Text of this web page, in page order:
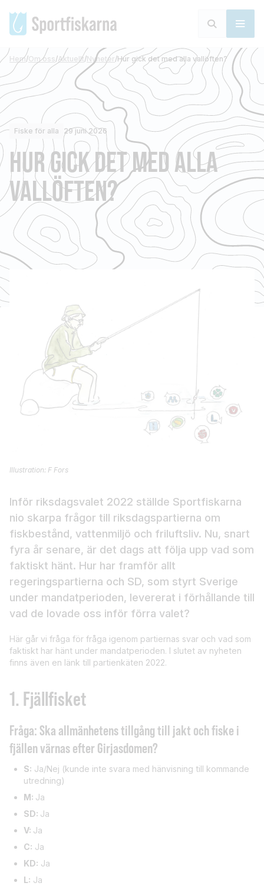
Hem/Om oss/Aktuellt/Nyheter/Hur gick det med alla vallöften?
Fiske för alla 29 juni 2026
HUR GICK DET MED ALLA
VALLÖFTEN?
Illustration: F Fors
Inför riksdagsvalet 2022 ställde Sportfiskarna
nio skarpa frågor till riksdagspartierna om
fiskbestånd, vattenmiljö och friluftsliv. Nu, snart
fyra år senare, är det dags att följa upp vad som
faktiskt hänt. Hur har framför allt
regeringspartierna och SD, som styrt Sverige
under mandatperioden, levererat i förhållande till
vad de lovade oss inför förra valet?
Här går vi fråga för fråga igenom partiernas svar och vad som
faktiskt har hänt under mandatperioden. I slutet av nyheten
finns även en länk till partienkäten 2022.
1. Fjällfisket
Fråga: Ska allmänhetens tillgång till jakt och fiske i
fjällen värnas efter Girjasdomen?
S: Ja/Nej (kunde inte svara med hänvisning till kommande
utredning)
M: Ja
SD: Ja
V: Ja
C: Ja
KD: Ja
L: Ja